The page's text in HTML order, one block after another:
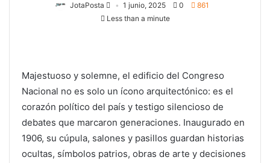
JotaPosta 1 junio, 2025 0
861
Less than a minute
Majestuoso y solemne, el edificio del Congreso
Nacional no es solo un ícono arquitectónico: es el
corazón político del país y testigo silencioso de
debates que marcaron generaciones. Inaugurado en
1906, su cúpula, salones y pasillos guardan historias
ocultas, símbolos patrios, obras de arte y decisiones